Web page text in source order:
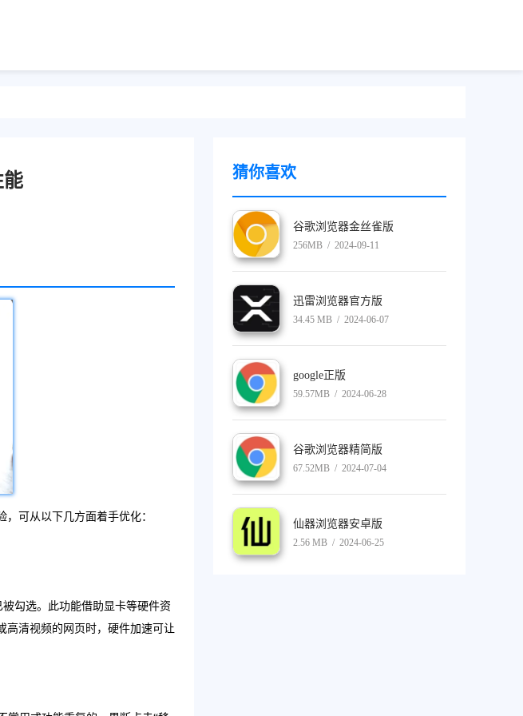
能
可从以下几方面着手优化：
被勾选。此功能借助显卡等硬件资
高清视频的网页时，硬件加速可让
猜你喜欢
谷歌浏览器金丝雀版
256MB / 2024-09-11
迅雷浏览器官方版
34.45 MB / 2024-06-07
google正版
59.57MB / 2024-06-28
谷歌浏览器精简版
67.52MB / 2024-07-04
仙器浏览器安卓版
2.56 MB / 2024-06-25